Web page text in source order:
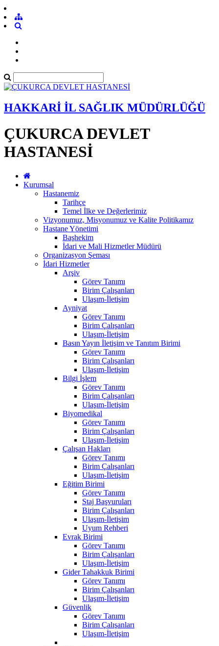
HAKKARİ İL SAĞLIK MÜDÜRLÜĞÜ
ÇUKURCA DEVLET
HASTANESİ
Kurumsal
Hastanemiz
Tarihçe
Temel İlke ve Değerlerimiz
Vizyonumuz, Misyonumuz ve Kalite Politikamız
Hastane Yönetimi
Başhekim
İdari ve Mali Hizmetler Müdürü
Organizasyon Şeması
İdari Hizmetler
Arşiv
Görev Tanımı
Birim Çalışanları
Ulaşım-İletişim
Ayniyat
Görev Tanımı
Birim Çalışanları
Ulaşım-İletişim
Basın Yayın İletişim ve Tanıtım Birimi
Görev Tanımı
Birim Çalışanları
Ulaşım-İletişim
Bilgi İşlem
Görev Tanımı
Birim Çalışanları
Ulaşım-İletişim
Biyomedikal
Görev Tanımı
Birim Çalışanları
Ulaşım-İletişim
Çalışan Hakları
Görev Tanımı
Birim Çalışanları
Ulaşım-İletişim
Eğitim Birimi
Görev Tanımı
Staj Başvuruları
Birim Çalışanları
Ulaşım-İletişim
Uyum Rehberi
Evrak Birimi
Görev Tanımı
Birim Çalışanları
Ulaşım-İletişim
Gider Tahakkuk Birimi
Görev Tanımı
Birim Çalışanları
Ulaşım-İletişim
Güvenlik
Görev Tanımı
Birim Çalışanları
Ulaşım-İletişim